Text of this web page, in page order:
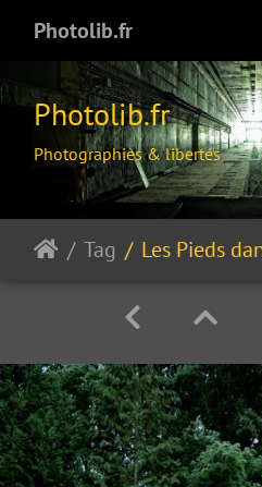
Photolib.fr
Photolib.fr
Photographies & libertés
Tag